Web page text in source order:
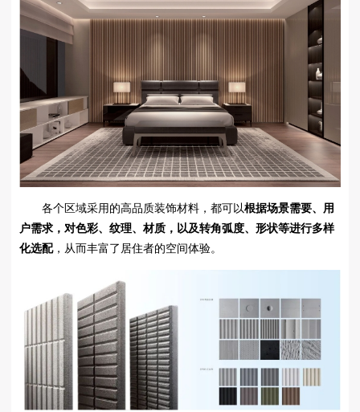
各个区域采用的高品质装饰材料，都可以根据场景需要、用
户需求，对色彩、纹理、材质，以及转角弧度、形状等进行多样
化选配，从而丰富了居住者的空间体验。